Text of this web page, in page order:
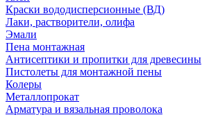
Краски вододисперсионные (ВД)
Лаки, растворители, олифа
Эмали
Пена монтажная
Антисептики и пропитки для древесины
Пистолеты для монтажной пены
Колеры
Металлопрокат
Арматура и вязальная проволока